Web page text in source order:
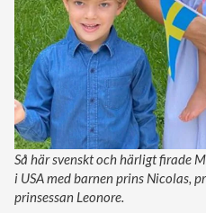
Så här svenskt och härligt firade
i USA med barnen prins Nicolas,
prinsessan Leonore.